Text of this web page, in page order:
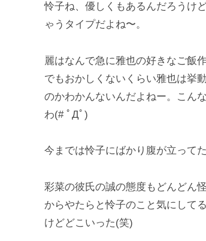
怜子ね、優しくもあるんだろうけ
ゃうタイプだよね〜。
麗はなんで急に雅也の好きなご飯
でもおかしくないくらい雅也は挙
のかわかんないんだよねー。こん
わ(# ﾟДﾟ)
今までは怜子にばかり腹が立って
彩菜の彼氏の誠の態度もどんどん
からやたらと怜子のこと気にして
けどどこいった(笑)